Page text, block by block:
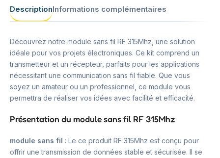
DescriptionInformations complémentaires
Découvrez notre module sans fil RF 315Mhz, une solution
idéale pour vos projets électroniques. Ce kit comprend un
transmetteur et un récepteur, parfaits pour les applications
nécessitant une communication sans fil fiable. Que vous
soyez un amateur ou un professionnel, ce module vous
permettra de réaliser vos idées avec facilité et efficacité.
Présentation du module sans fil RF 315Mhz
module sans fil : Le ce produit RF 315Mhz est conçu pour
offrir une transmission de données stable et sécurisée. Il se